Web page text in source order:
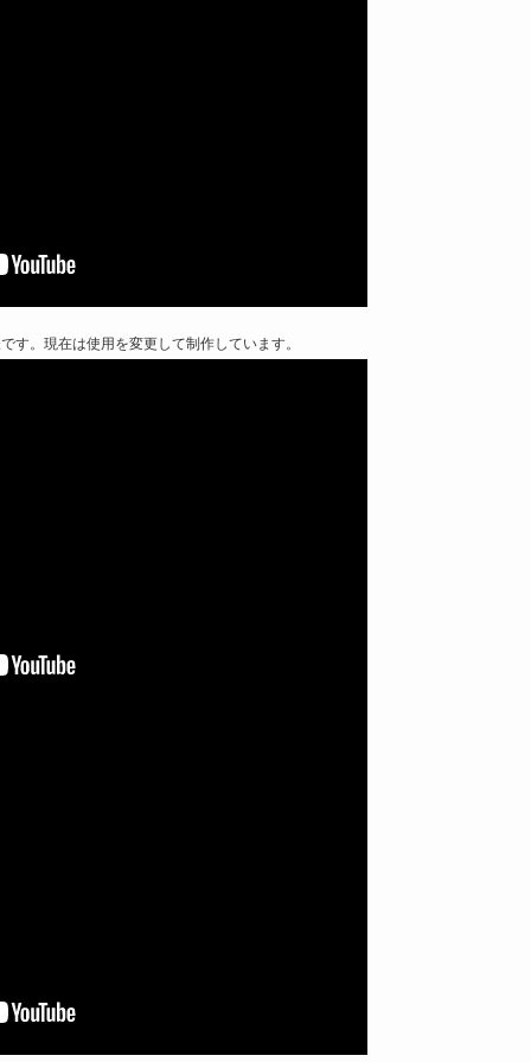
す。現在は使用を変更して制作しています。